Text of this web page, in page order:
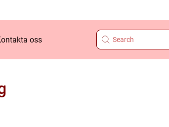
oss